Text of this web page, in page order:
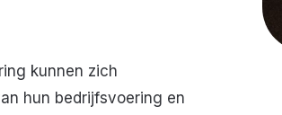
kunnen zich
hun bedrijfsvoering en